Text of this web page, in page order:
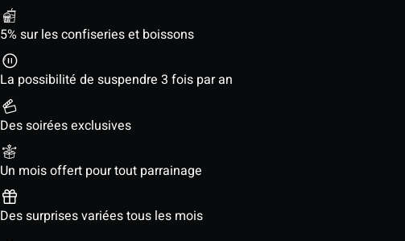
5% sur les confiseries et boissons
La possibilité de suspendre 3 fois par an
Des soirées exclusives
Un mois offert pour tout parrainage
Des surprises variées tous les mois